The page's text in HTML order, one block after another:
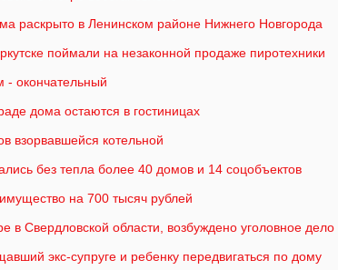
раскрыто в Ленинском районе Нижнего Новгорода
поймали на незаконной продаже пиротехники
окончательный
дома остаются в гостиницах
взорвавшейся котельной
без тепла более 40 домов и 14 соцобъектов
на 700 тысяч рублей
в Свердловской области, возбуждено уголовное дело
экс-супруге и ребенку передвигаться по дому